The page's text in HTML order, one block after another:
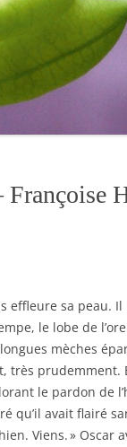
effleure sa peau.
le lobe de
mèches
très
le pardon de
qu’il avait flairé
Viens. »